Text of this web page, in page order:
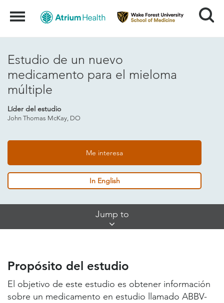
Menu Search
Estudio de un nuevo
medicamento para el mieloma
múltiple
Líder del estudio
John Thomas McKay, DO
Me interesa
In English
Jump to
Lugares de estudio y contactos
Información útil
Propósito del estudio
El objetivo de este estudio es obtener información
sobre un medicamento en estudio llamado ABBV-